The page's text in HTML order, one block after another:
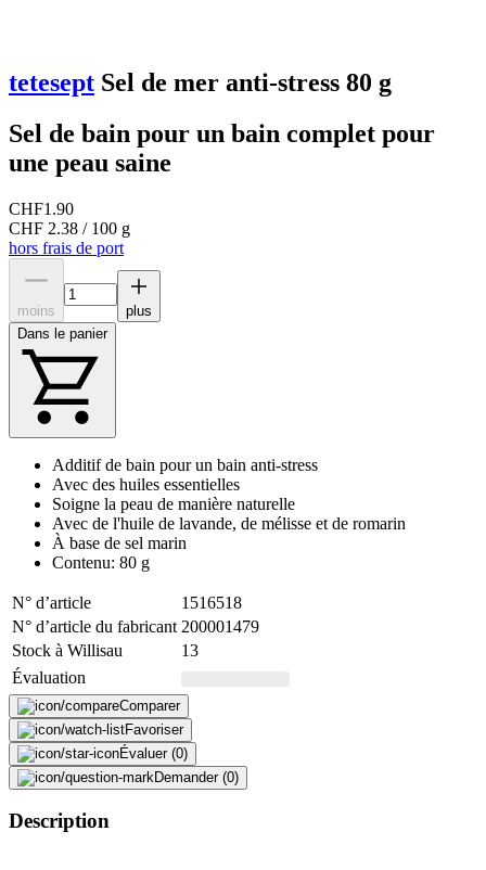
tetesept Sel de mer anti-stress 80 g
Sel de bain pour un bain complet pour
une peau saine
CHF1.90
CHF 2.38 / 100 g
hors frais de port
moins
plus
Dans le panier
Additif de bain pour un bain anti-stress
Avec des huiles essentielles
Soigne la peau de manière naturelle
Avec de l'huile de lavande, de mélisse et de romarin
À base de sel marin
Contenu: 80 g
N° d’article
1516518
N° d’article du fabricant 200001479
Stock à Willisau
13
Évaluation
Comparer
Favoriser
Évaluer (0)
Demander (0)
Description